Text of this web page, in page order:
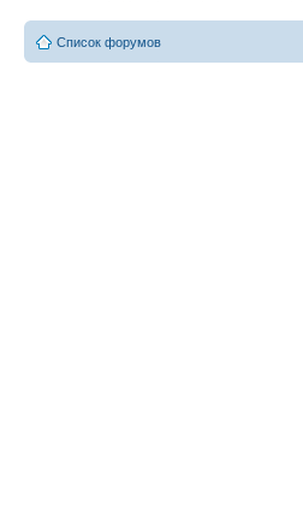
Список форумов